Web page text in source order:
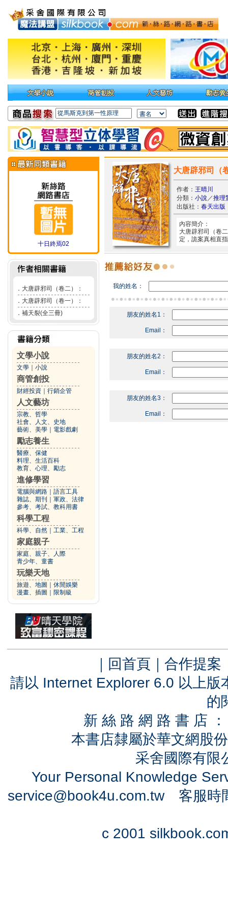
十日終焉02
． 大唐辟邪司（卷二）：
． 大唐辟邪司（卷一）：
． 補天裂(全三冊)
文學小說
文學 小說
商管創投
財經投資 行銷企管
人文藝坊
宗教、哲學
社會、人文、史地
藝術、美學
電影戲劇
勵志養生
醫療、保健
料理、生活百科
教育、心理、勵志
進修學習
電腦與網路
語言工具
雜誌、期刊
軍政、法律
參考、考試、教科用書
科學工程
科學、自然 工業、工程
家庭親子
家庭、親子、人際
青少年、童書
玩樂天地
旅遊、地圖
休閒娛樂
漫畫、插圖
限制級
大唐辟邪司（
作者： 王晴川
分類： 小說／推理
出版社： 春天出版
內容簡介：
大唐辟邪司（卷
定，詭案真相直
我的姓名：
朋友的姓名1：
Email：
朋友的姓名2：
Email：
朋友的姓名3：
Email：
｜ 回首頁 ｜ 合作提案
請以 Internet Explorer 6.0 以上
的
新 絲 路 網 路 書 店
本書店隸屬於華文網股
采舍國際有
Your Personal Knowledge
service@book4u.com.tw客服時
c 2001